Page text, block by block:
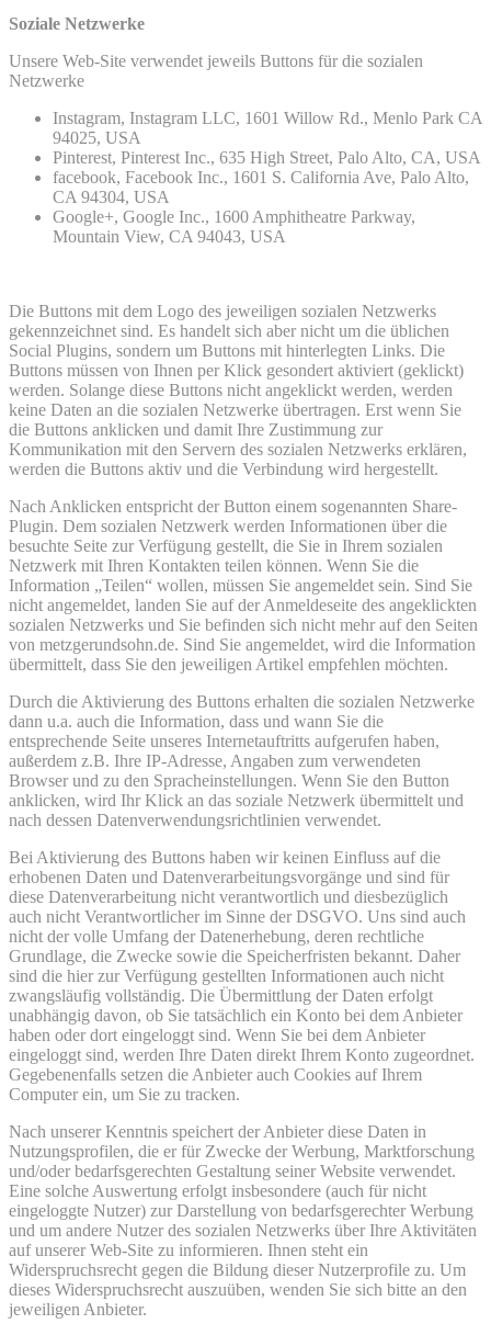
Soziale Netzwerke
Unsere Web-Site verwendet jeweils Buttons für die sozialen
Netzwerke
Instagram, Instagram LLC, 1601 Willow Rd., Menlo Park CA
94025, USA
Pinterest, Pinterest Inc., 635 High Street, Palo Alto, CA, USA
facebook, Facebook Inc., 1601 S. California Ave, Palo Alto,
CA 94304, USA
Google+, Google Inc., 1600 Amphitheatre Parkway,
Mountain View, CA 94043, USA
Die Buttons mit dem Logo des jeweiligen sozialen Netzwerks
gekennzeichnet sind. Es handelt sich aber nicht um die üblichen
Social Plugins, sondern um Buttons mit hinterlegten Links. Die
Buttons müssen von Ihnen per Klick gesondert aktiviert (geklickt)
werden. Solange diese Buttons nicht angeklickt werden, werden
keine Daten an die sozialen Netzwerke übertragen. Erst wenn Sie
die Buttons anklicken und damit Ihre Zustimmung zur
Kommunikation mit den Servern des sozialen Netzwerks erklären,
werden die Buttons aktiv und die Verbindung wird hergestellt.
Nach Anklicken entspricht der Button einem sogenannten Share-
Plugin. Dem sozialen Netzwerk werden Informationen über die
besuchte Seite zur Verfügung gestellt, die Sie in Ihrem sozialen
Netzwerk mit Ihren Kontakten teilen können. Wenn Sie die
Information „Teilen“ wollen, müssen Sie angemeldet sein. Sind Sie
nicht angemeldet, landen Sie auf der Anmeldeseite des angeklickten
sozialen Netzwerks und Sie befinden sich nicht mehr auf den Seiten
von metzgerundsohn.de. Sind Sie angemeldet, wird die Information
übermittelt, dass Sie den jeweiligen Artikel empfehlen möchten.
Durch die Aktivierung des Buttons erhalten die sozialen Netzwerke
dann u.a. auch die Information, dass und wann Sie die
entsprechende Seite unseres Internetauftritts aufgerufen haben,
außerdem z.B. Ihre IP-Adresse, Angaben zum verwendeten
Browser und zu den Spracheinstellungen. Wenn Sie den Button
anklicken, wird Ihr Klick an das soziale Netzwerk übermittelt und
nach dessen Datenverwendungsrichtlinien verwendet.
Bei Aktivierung des Buttons haben wir keinen Einfluss auf die
erhobenen Daten und Datenverarbeitungsvorgänge und sind für
diese Datenverarbeitung nicht verantwortlich und diesbezüglich
auch nicht Verantwortlicher im Sinne der DSGVO. Uns sind auch
nicht der volle Umfang der Datenerhebung, deren rechtliche
Grundlage, die Zwecke sowie die Speicherfristen bekannt. Daher
sind die hier zur Verfügung gestellten Informationen auch nicht
zwangsläufig vollständig. Die Übermittlung der Daten erfolgt
unabhängig davon, ob Sie tatsächlich ein Konto bei dem Anbieter
haben oder dort eingeloggt sind. Wenn Sie bei dem Anbieter
eingeloggt sind, werden Ihre Daten direkt Ihrem Konto zugeordnet.
Gegebenenfalls setzen die Anbieter auch Cookies auf Ihrem
Computer ein, um Sie zu tracken.
Nach unserer Kenntnis speichert der Anbieter diese Daten in
Nutzungsprofilen, die er für Zwecke der Werbung, Marktforschung
und/oder bedarfsgerechten Gestaltung seiner Website verwendet.
Eine solche Auswertung erfolgt insbesondere (auch für nicht
eingeloggte Nutzer) zur Darstellung von bedarfsgerechter Werbung
und um andere Nutzer des sozialen Netzwerks über Ihre Aktivitäten
auf unserer Web-Site zu informieren. Ihnen steht ein
Widerspruchsrecht gegen die Bildung dieser Nutzerprofile zu. Um
dieses Widerspruchsrecht auszuüben, wenden Sie sich bitte an den
jeweiligen Anbieter.